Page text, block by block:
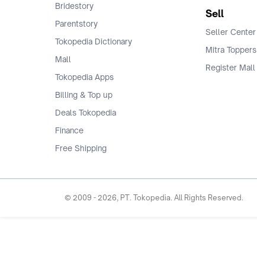
Bridestory
Parentstory
Tokopedia Dictionary
Mall
Tokopedia Apps
Billing & Top up
Deals Tokopedia
Finance
Free Shipping
Sell
Seller Center
Mitra Toppers
Register Mall
© 2009 - 2026, PT. Tokopedia. All Rights Reserved.